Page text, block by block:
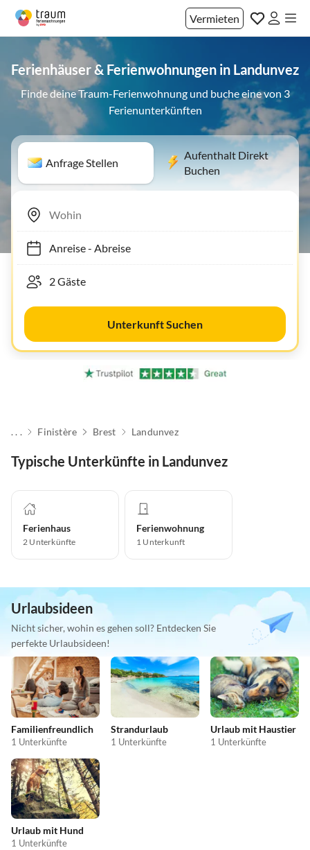
Vermieten
Ferienhäuser & Ferienwohnungen in Landunvez
Finde deine Traum-Ferienwohnung und buche eine von 3
Ferienunterkünften
Anfrage Stellen
Aufenthalt Direkt
Buchen
Anreise- Abreise
Unterkunft Suchen
. . . Finistère Brest Landunvez
Typische Unterkünfte in Landunvez
Ferienhaus
2 Unterkünfte
Ferienwohnung
1 Unterkunft
Urlaubsideen
Nicht sicher, wohin es gehen soll? Entdecken Sie
perfekte Urlaubsideen!
Familienfreundlich
1 Unterkünfte
Strandurlaub
1 Unterkünfte
Urlaub mit Haustier
1 Unterkünfte
Urlaub mit Hund
1 Unterkünfte